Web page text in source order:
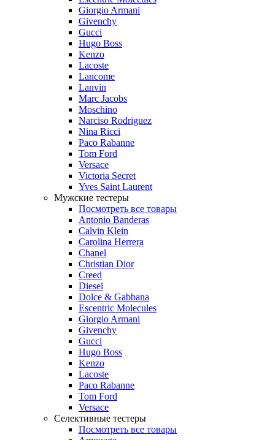
Giorgio Armani
Givenchy
Gucci
Hugo Boss
Kenzo
Lacoste
Lancome
Lanvin
Marc Jacobs
Moschino
Narciso Rodriguez
Nina Ricci
Paco Rabanne
Tom Ford
Versace
Victoria Secret
Yves Saint Laurent
Мужские тестеры
Посмотреть все товары
Antonio Banderas
Calvin Klein
Carolina Herrera
Chanel
Christian Dior
Creed
Diesel
Dolce & Gabbana
Escentric Molecules
Giorgio Armani
Givenchy
Gucci
Hugo Boss
Kenzo
Lacoste
Paco Rabanne
Tom Ford
Versace
Селективные тестеры
Посмотреть все товары